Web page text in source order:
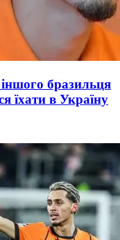
бразильця
їхати в Україну